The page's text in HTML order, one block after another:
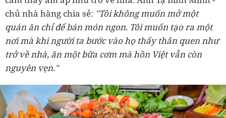
chủ nhà hàng chia sẻ: "Tôi không muốn mở một
quán ăn chỉ để bán món ngon. Tôi muốn tạo ra một
nơi mà khi người ta bước vào họ thấy thân quen như
trở về nhà, ăn một bữa cơm mà hồn Việt vẫn còn
nguyên vẹn."